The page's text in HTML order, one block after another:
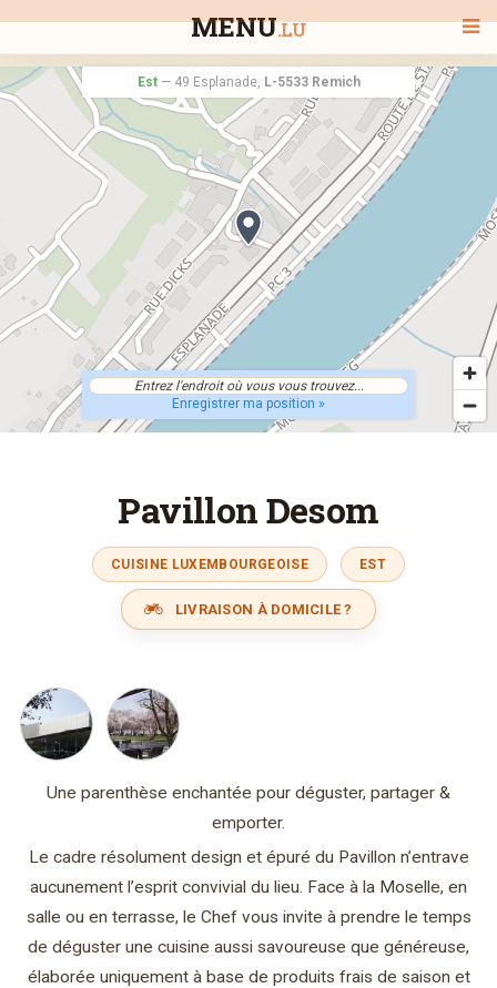
MENU.LU
BIENVENUE
TOUS LES RESTAURANTS
RECHERCHER UN RESTAURANT
Est —49 Esplanade, L-5533 Remich
Enregistrer ma position »
Pavillon Desom
CUISINE LUXEMBOURGEOISE EST
LIVRAISON À DOMICILE ?
Une parenthèse enchantée pour déguster, partager &
emporter.
Le cadre résolument design et épuré du Pavillon n’entrave
aucunement l’esprit convivial du lieu. Face à la Moselle, en
salle ou en terrasse, le Chef vous invite à prendre le temps
de déguster une cuisine aussi savoureuse que généreuse,
élaborée uniquement à base de produits frais de saison et